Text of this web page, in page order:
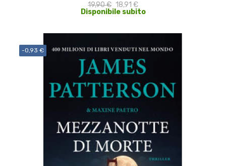
19,90 € 18,91 €
Disponibile subito
-0,93 €